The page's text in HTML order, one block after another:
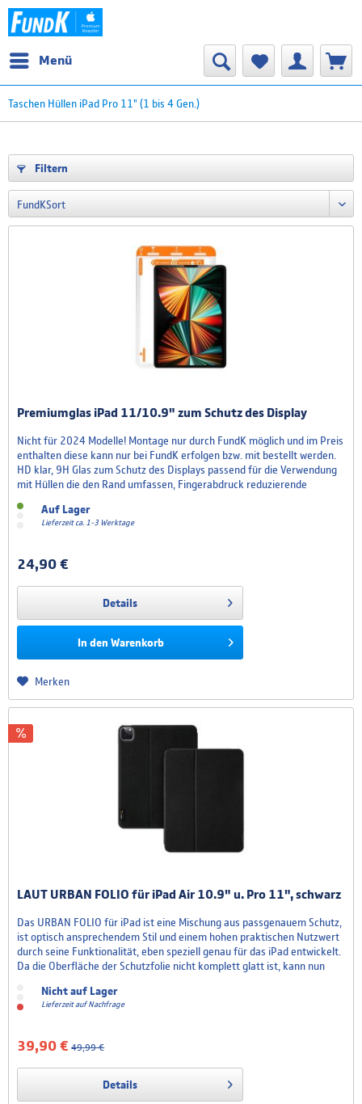
Menü
Taschen Hüllen iPad Pro 11" (1 bis 4 Gen.)
Filtern
Premiumglas iPad 11/10.9" zum Schutz des Display
Nicht für 2024 Modelle! Montage nur durch FundK möglich und im Preis
enthalten diese kann nur bei FundK erfolgen bzw. mit bestellt werden.
HD klar, 9H Glas zum Schutz des Displays passend für die Verwendung
mit Hüllen die den Rand umfassen, Fingerabdruck reduzierende
kaum zu erkennen ist. Nicht für 2024...
Auf Lager
Lieferzeit ca. 1-3 Werktage
24,90 €
Details
In den Warenkorb
Merken
LAUT URBAN FOLIO für iPad Air 10.9" u. Pro 11", schwarz
Das URBAN FOLIO für iPad ist eine Mischung aus passgenauem Schutz,
ist optisch ansprechendem Stil und einem hohen praktischen Nutzwert
durch seine Funktionalität, eben speziell genau für das iPad entwickelt.
Da die Oberfläche der Schutzfolie nicht komplett glatt ist, kann nun
fühlt sich unter dem Stift an,...
Nicht auf Lager
Lieferzeit auf Nachfrage
39,90 € 49,99 €
Details